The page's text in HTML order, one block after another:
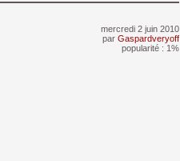
mercredi 2 juin 2010
par Gaspardveryoff
popularité : 1%